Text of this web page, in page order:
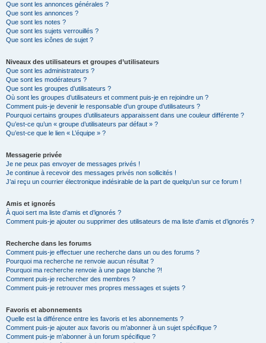
Que sont les annonces générales ?
Que sont les annonces ?
Que sont les notes ?
Que sont les sujets verrouillés ?
Que sont les icônes de sujet ?
Niveaux des utilisateurs et groupes d’utilisateurs
Que sont les administrateurs ?
Que sont les modérateurs ?
Que sont les groupes d’utilisateurs ?
Où sont les groupes d’utilisateurs et comment puis-je en rejoindre un ?
Comment puis-je devenir le responsable d’un groupe d’utilisateurs ?
Pourquoi certains groupes d’utilisateurs apparaissent dans une couleur différente ?
Qu’est-ce qu’un « groupe d’utilisateurs par défaut » ?
Qu’est-ce que le lien « L’équipe » ?
Messagerie privée
Je ne peux pas envoyer de messages privés !
Je continue à recevoir des messages privés non sollicités !
J’ai reçu un courrier électronique indésirable de la part de quelqu’un sur ce forum !
Amis et ignorés
À quoi sert ma liste d’amis et d’ignorés ?
Comment puis-je ajouter ou supprimer des utilisateurs de ma liste d’amis et d’ignorés ?
Recherche dans les forums
Comment puis-je effectuer une recherche dans un ou des forums ?
Pourquoi ma recherche ne renvoie aucun résultat ?
Pourquoi ma recherche renvoie à une page blanche ?!
Comment puis-je rechercher des membres ?
Comment puis-je retrouver mes propres messages et sujets ?
Favoris et abonnements
Quelle est la différence entre les favoris et les abonnements ?
Comment puis-je ajouter aux favoris ou m’abonner à un sujet spécifique ?
Comment puis-je m’abonner à un forum spécifique ?